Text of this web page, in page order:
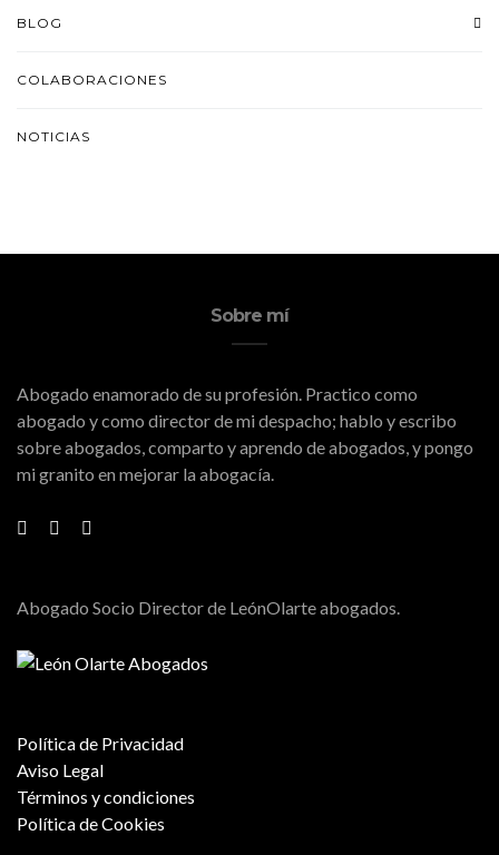
BLOG
COLABORACIONES
NOTICIAS
Sobre mí
Abogado enamorado de su profesión. Practico como
abogado y como director de mi despacho; hablo y escribo
sobre abogados, comparto y aprendo de abogados, y pongo
mi granito en mejorar la abogacía.
Abogado Socio Director de LeónOlarte abogados.
Política de Privacidad
Aviso Legal
Términos y condiciones
Política de Cookies